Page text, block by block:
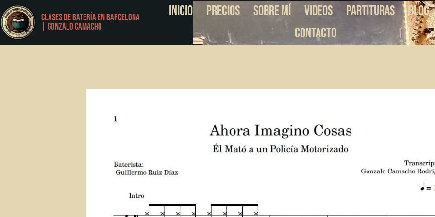
Clases de Batería en Barcelona
| Gonzalo Camacho
Inicio Precios Sobre Mí Videos Partituras Blog
Contacto